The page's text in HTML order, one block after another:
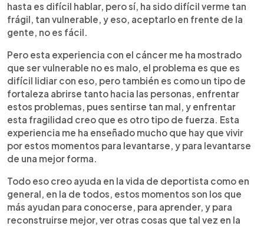
hasta es difícil hablar, pero sí, ha sido difícil verme tan
frágil, tan vulnerable, y eso, aceptarlo en frente de la
gente, no es fácil.
Pero esta experiencia con el cáncer me ha mostrado
que ser vulnerable no es malo, el problema es que es
difícil lidiar con eso, pero también es como un tipo de
fortaleza abrirse tanto hacia las personas, enfrentar
estos problemas, pues sentirse tan mal, y enfrentar
esta fragilidad creo que es otro tipo de fuerza. Esta
experiencia me ha enseñado mucho que hay que vivir
por estos momentos para levantarse, y para levantarse
de una mejor forma.
Todo eso creo ayuda en la vida de deportista como en
general, en la de todos, estos momentos son los que
más ayudan para conocerse, para aprender, y para
reconstruirse mejor, ver otras cosas que tal vez en la